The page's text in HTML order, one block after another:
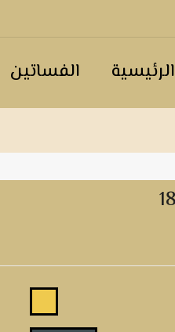
الرئيسية الفساتين